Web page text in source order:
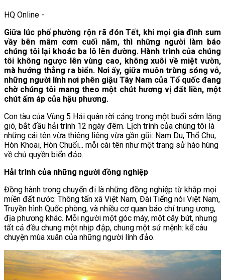
HQ Online -
Giữa lúc phố phường rộn rã đón Tết, khi mọi gia đình sum
vầy bên mâm cơm cuối năm, thì những người làm báo
chúng tôi lại khoác ba lô lên đường. Hành trình của chúng
tôi không ngược lên vùng cao, không xuôi về miệt vườn,
mà hướng thẳng ra biển. Nơi ấy, giữa muôn trùng sóng vỗ,
những người lính nơi phên giậu Tây Nam của Tổ quốc đang
chờ chúng tôi mang theo một chút hương vị đất liền, một
chút ấm áp của hậu phương.
Con tàu của Vùng 5 Hải quân rời cảng trong một buổi sớm lặng
gió, bắt đầu hải trình 12 ngày đêm. Lịch trình của chúng tôi là
những cái tên vừa thiêng liêng vừa gần gũi: Nam Du, Thổ Chu,
Hòn Khoai, Hòn Chuối... mỗi cái tên như một trang sử hào hùng
về chủ quyền biển đảo.
Hải trình của những người đồng nghiệp
Đồng hành trong chuyến đi là những đồng nghiệp từ khắp mọi
miền đất nước: Thông tấn xã Việt Nam, Đài Tiếng nói Việt Nam,
Truyền hình Quốc phòng, và nhiều cơ quan báo chí trung ương,
địa phương khác. Mỗi người một góc máy, một cây bút, nhưng
tất cả đều chung một nhịp đập, chung một sứ mệnh: kể câu
chuyện mùa xuân của những người lính đảo.